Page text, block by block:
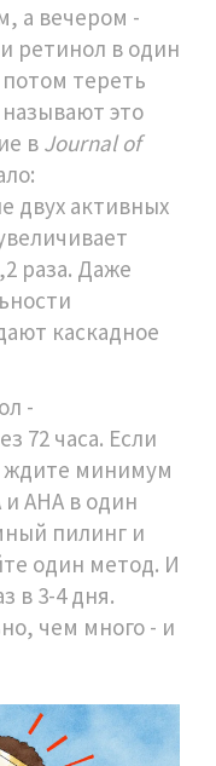
а вечером -
ретинол в один
тереть
это
в Journal of
двух активных
раза. Даже
каскадное
-
72 часа. Если
ждите минимум
AHA в один
пилинг и
один метод. И
в 3-4 дня.
чем много - и